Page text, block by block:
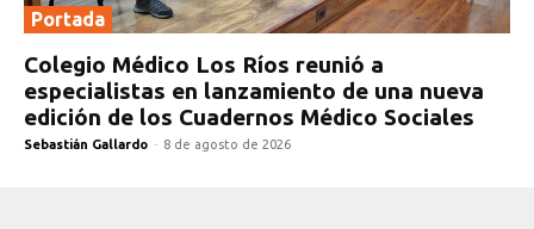
Portada
Colegio Médico Los Ríos reunió a
especialistas en lanzamiento de una nueva
edición de los Cuadernos Médico Sociales
Sebastián Gallardo - 8 de agosto de 2026